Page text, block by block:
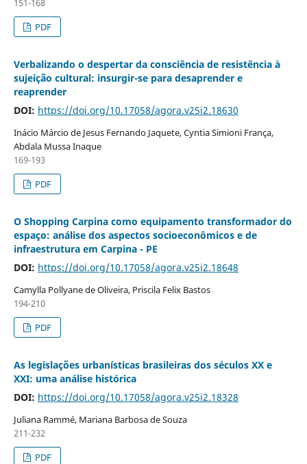
151-168
PDF
Verbalizando o despertar da consciência de resistência à
sujeição cultural: insurgir-se para desaprender e
reaprender
DOI: https://doi.org/10.17058/agora.v25i2.18630
Inácio Márcio de Jesus Fernando Jaquete, Cyntia Simioni França,
Abdala Mussa Inaque
169-193
PDF
O Shopping Carpina como equipamento transformador do
espaço: análise dos aspectos socioeconômicos e de
infraestrutura em Carpina - PE
DOI: https://doi.org/10.17058/agora.v25i2.18648
Camylla Pollyane de Oliveira, Priscila Felix Bastos
194-210
PDF
As legislações urbanísticas brasileiras dos séculos XX e
XXI: uma análise histórica
DOI: https://doi.org/10.17058/agora.v25i2.18328
Juliana Rammé, Mariana Barbosa de Souza
211-232
PDF